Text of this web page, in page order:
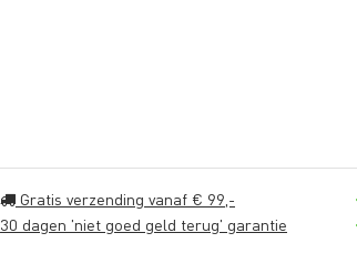
Gratis verzending vanaf € 99,-
30 dagen 'niet goed geld terug' garantie